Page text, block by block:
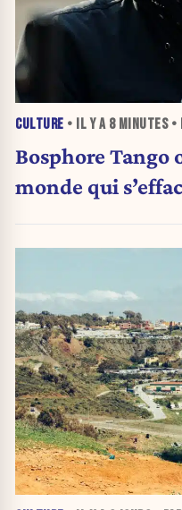
CULTURE • IL Y A 8 MINUTES•
Bosphore Tango
monde qui